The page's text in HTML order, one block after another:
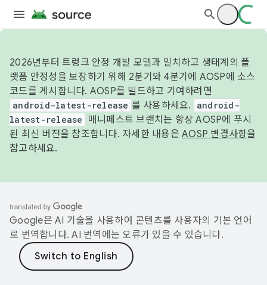
2026년부터 트렁크 안정 개발 모델과 일치하고 생태계의 플
랫폼 안정성을 보장하기 위해 2분기와 4분기에 AOSP에 소스
코드를 게시합니다. AOSP를 빌드하고 기여하려면
android-latest-release 를 사용하세요.
android-
latest-release
매니페스트 브랜치는 항상 AOSP에 푸시
된 최신 버전을 참조합니다. 자세한 내용은 AOSP 변경사항을
참고하세요.
Google은 AI 기술을 사용하여 콘텐츠를 사용자의 기본 언어
로 번역합니다. AI 번역에는 오류가 있을 수 있습니다.